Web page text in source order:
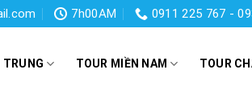
7h00AM 0911 225 767 -
TRUNG TOUR MIỀN NAM TOUR